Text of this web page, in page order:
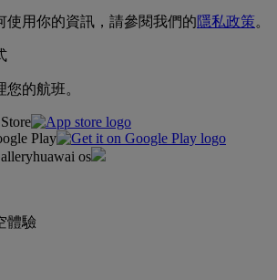
使用你的資訊，請參閱我們的隱私政策。
的航班。
Play
huawai os
體驗